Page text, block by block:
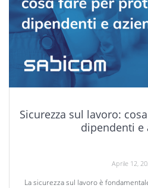
Sicurezza sul lavoro:
dipendenti e
Aprile 12,
La sicurezza sul lavoro è